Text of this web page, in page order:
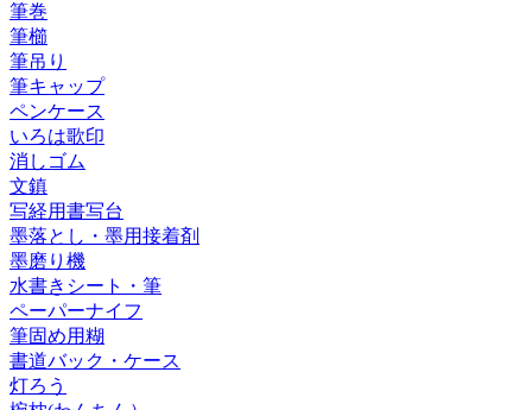
筆巻
筆櫛
筆吊り
筆キャップ
ペンケース
いろは歌印
消しゴム
文鎮
写経用書写台
墨落とし・墨用接着剤
墨磨り機
水書きシート・筆
ペーパーナイフ
筆固め用糊
書道バック・ケース
灯ろう